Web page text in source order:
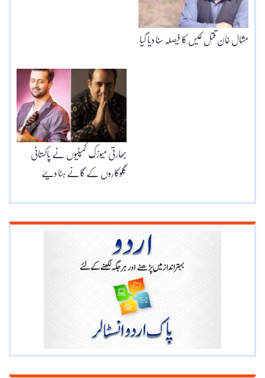
مشال خان قتل کیس کا فیصلہ سُنا دیا گیا
بھارتی میوزک کمپنیوں نے پاکستانی
گلوکاروں کے گانے ہٹا دیئے